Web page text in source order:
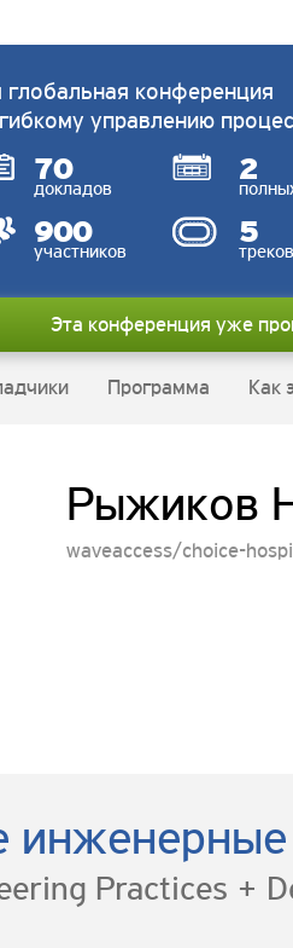
глобальная конференция
управлению
70
докладов 2
900
участников 5
треков
Эта конференция уже
Программа Как
Рыжиков
waveaccess/choice-
инженерные
Practices +